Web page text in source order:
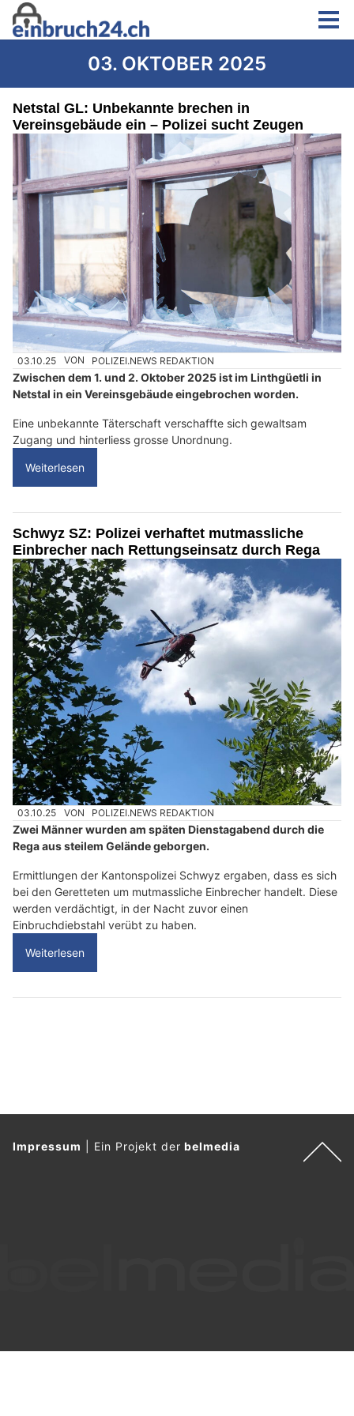
03. OKTOBER 2025
Netstal GL: Unbekannte brechen in
Vereinsgebäude ein – Polizei sucht Zeugen
03.10.25 VON POLIZEI.NEWS REDAKTION
Zwischen dem 1. und 2. Oktober 2025 ist im Linthgüetli in
Netstal in ein Vereinsgebäude eingebrochen worden.
Eine unbekannte Täterschaft verschaffte sich gewaltsam
Zugang und hinterliess grosse Unordnung.
Weiterlesen
Schwyz SZ: Polizei verhaftet mutmassliche
Einbrecher nach Rettungseinsatz durch Rega
03.10.25 VON POLIZEI.NEWS REDAKTION
Zwei Männer wurden am späten Dienstagabend durch die
Rega aus steilem Gelände geborgen.
Ermittlungen der Kantonspolizei Schwyz ergaben, dass es sich
bei den Geretteten um mutmassliche Einbrecher handelt. Diese
werden verdächtigt, in der Nacht zuvor einen
Einbruchdiebstahl verübt zu haben.
Weiterlesen
Impressum Ein Projekt derbelmedia